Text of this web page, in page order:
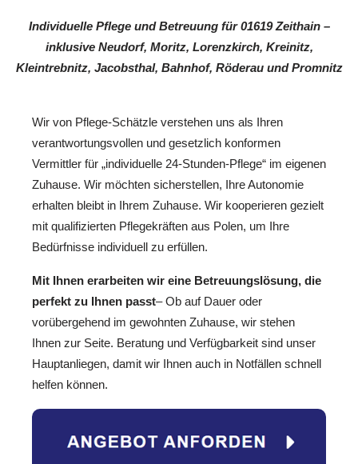
Individuelle Pflege und Betreuung für 01619 Zeithain –
inklusive Neudorf, Moritz, Lorenzkirch, Kreinitz,
Kleintrebnitz, Jacobsthal, Bahnhof, Röderau und Promnitz
Wir von Pflege-Schätzle verstehen uns als Ihren
verantwortungsvollen und gesetzlich konformen
Vermittler für „individuelle 24-Stunden-Pflege“ im eigenen
Zuhause. Wir möchten sicherstellen, Ihre Autonomie
erhalten bleibt in Ihrem Zuhause. Wir kooperieren gezielt
mit qualifizierten Pflegekräften aus Polen, um Ihre
Bedürfnisse individuell zu erfüllen.
Mit Ihnen erarbeiten wir eine Betreuungslösung, die
perfekt zu Ihnen passt– Ob auf Dauer oder
vorübergehend im gewohnten Zuhause, wir stehen
Ihnen zur Seite. Beratung und Verfügbarkeit sind unser
Hauptanliegen, damit wir Ihnen auch in Notfällen schnell
helfen können.